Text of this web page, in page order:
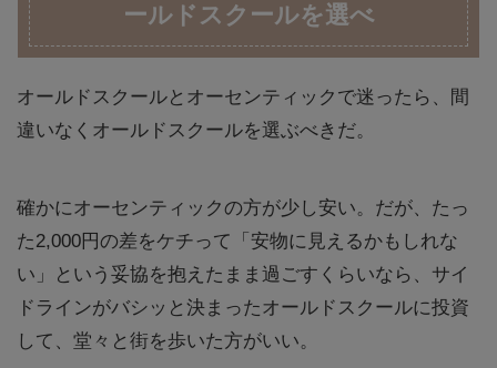
ールドスクールを選べ
オールドスクールとオーセンティックで迷ったら、間
違いなくオールドスクールを選ぶべきだ。
確かにオーセンティックの方が少し安い。だが、たっ
た2,000円の差をケチって「安物に見えるかもしれな
い」という妥協を抱えたまま過ごすくらいなら、サイ
ドラインがバシッと決まったオールドスクールに投資
して、堂々と街を歩いた方がいい。